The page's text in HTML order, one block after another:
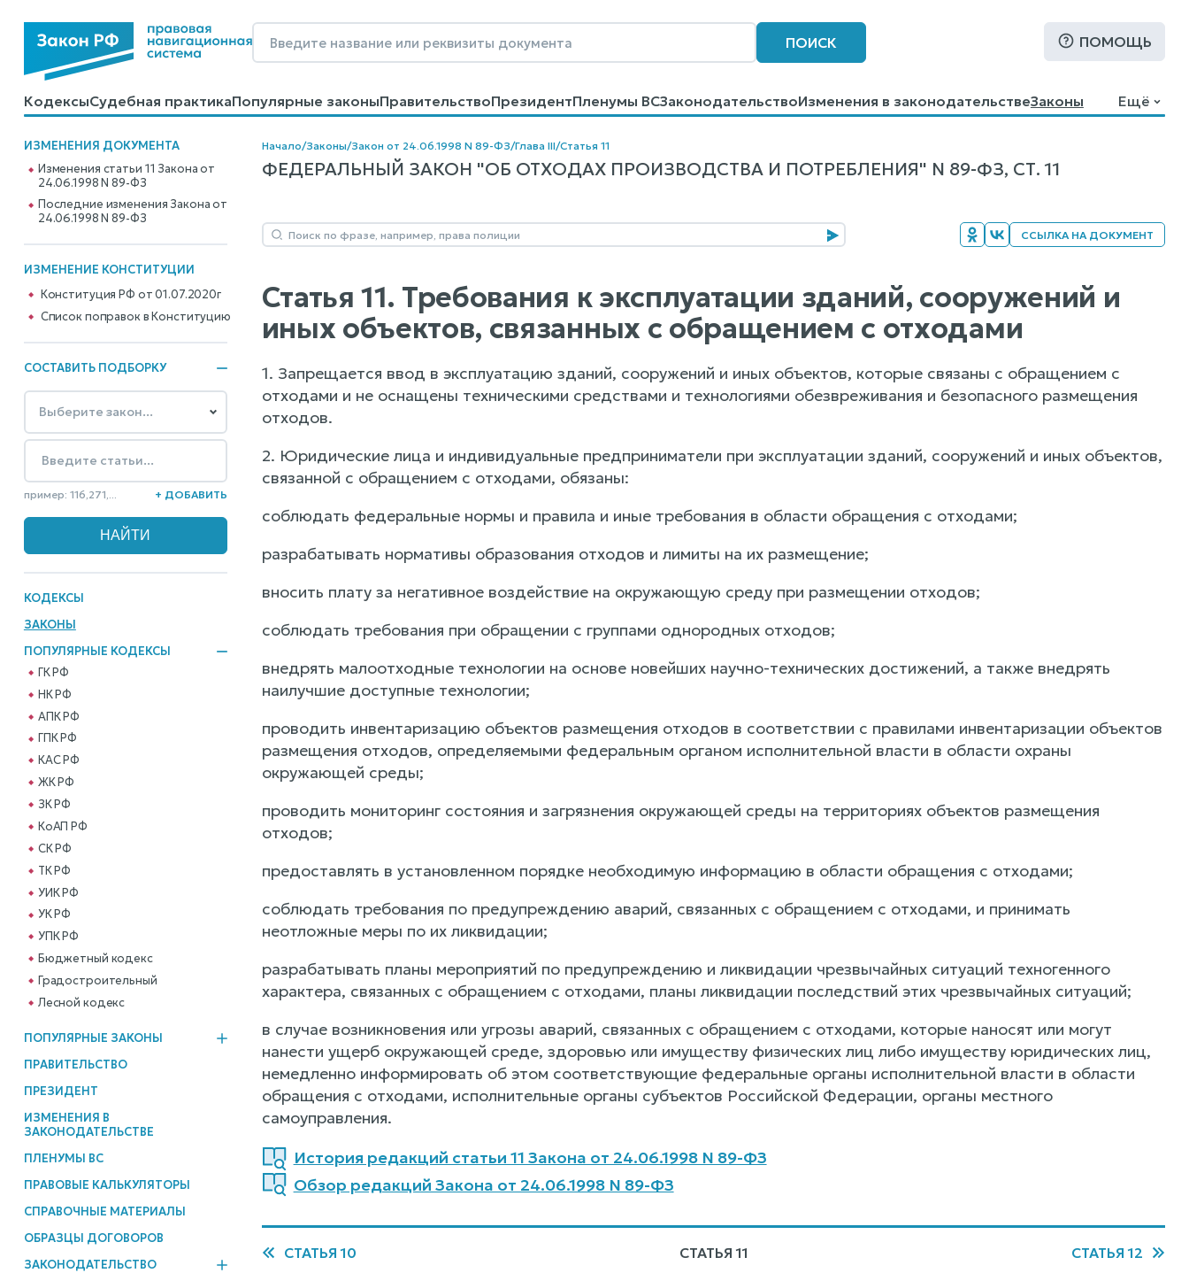
ПОИСК ПОМОЩЬ
КодексыСудебная практикаПопулярные законыПравительствоПрезидентПленумы ВСЗаконодательствоИзменения в законодательствеЗаконы
КалькуляторыСправочные материалыОбразцы договоровКонтактыПомощьПоиск
Ещё
ИЗМЕНЕНИЯ ДОКУМЕНТА
Изменения статьи 11 Закона от
24.06.1998 N 89-ФЗ
Последние изменения Закона от
24.06.1998 N 89-ФЗ
ИЗМЕНЕНИЕ КОНСТИТУЦИИ
Конституция РФ от 01.07.2020г
Cписок поправок в Конституцию
СОСТАВИТЬ ПОДБОРКУ
пример: 116,271,... + ДОБАВИТЬ
КОДЕКСЫ
ЗАКОНЫ
ПОПУЛЯРНЫЕ КОДЕКСЫ
ГК РФ
НК РФ
АПК РФ
ГПК РФ
КАС РФ
ЖК РФ
ЗК РФ
КоАП РФ
СК РФ
ТК РФ
УИК РФ
УК РФ
УПК РФ
Бюджетный кодекс
Градостроительный
Лесной кодекс
ПОПУЛЯРНЫЕ ЗАКОНЫ
ПРАВИТЕЛЬСТВО
ПРЕЗИДЕНТ
ИЗМЕНЕНИЯ В
ЗАКОНОДАТЕЛЬСТВЕ
ПЛЕНУМЫ ВС
ПРАВОВЫЕ КАЛЬКУЛЯТОРЫ
СПРАВОЧНЫЕ МАТЕРИАЛЫ
ОБРАЗЦЫ ДОГОВОРОВ
ЗАКОНОДАТЕЛЬСТВО
Начало/Законы/Закон от 24.06.1998 N 89-ФЗ/Глава III/Статья 11
ФЕДЕРАЛЬНЫЙ ЗАКОН "ОБ ОТХОДАХ ПРОИЗВОДСТВА И ПОТРЕБЛЕНИЯ" N 89-ФЗ, СТ. 11
ССЫЛКА НА ДОКУМЕНТ
Статья 11. Требования к эксплуатации зданий, сооружений и
иных объектов, связанных с обращением с отходами
1. Запрещается ввод в эксплуатацию зданий, сооружений и иных объектов, которые связаны с обращением с
отходами и не оснащены техническими средствами и технологиями обезвреживания и безопасного размещения
отходов.
2. Юридические лица и индивидуальные предприниматели при эксплуатации зданий, сооружений и иных объектов,
связанной с обращением с отходами, обязаны:
соблюдать федеральные нормы и правила и иные требования в области обращения с отходами;
разрабатывать нормативы образования отходов и лимиты на их размещение;
вносить плату за негативное воздействие на окружающую среду при размещении отходов;
соблюдать требования при обращении с группами однородных отходов;
внедрять малоотходные технологии на основе новейших научно-технических достижений, а также внедрять
наилучшие доступные технологии;
проводить инвентаризацию объектов размещения отходов в соответствии с правилами инвентаризации объектов
размещения отходов, определяемыми федеральным органом исполнительной власти в области охраны
окружающей среды;
проводить мониторинг состояния и загрязнения окружающей среды на территориях объектов размещения
отходов;
предоставлять в установленном порядке необходимую информацию в области обращения с отходами;
соблюдать требования по предупреждению аварий, связанных с обращением с отходами, и принимать
неотложные меры по их ликвидации;
разрабатывать планы мероприятий по предупреждению и ликвидации чрезвычайных ситуаций техногенного
характера, связанных с обращением с отходами, планы ликвидации последствий этих чрезвычайных ситуаций;
в случае возникновения или угрозы аварий, связанных с обращением с отходами, которые наносят или могут
нанести ущерб окружающей среде, здоровью или имуществу физических лиц либо имуществу юридических лиц,
немедленно информировать об этом соответствующие федеральные органы исполнительной власти в области
обращения с отходами, исполнительные органы субъектов Российской Федерации, органы местного
самоуправления.
История редакций статьи 11 Закона от 24.06.1998 N 89-ФЗ
Обзор редакций Закона от 24.06.1998 N 89-ФЗ
СТАТЬЯ 10 СТАТЬЯ 11 СТАТЬЯ 12